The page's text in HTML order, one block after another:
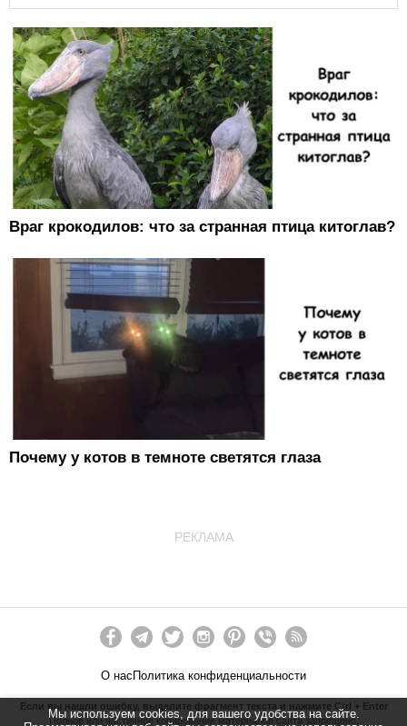
Мы используем cookies, для вашего удобства на сайте.
Враг крокодилов: что за странная птица китоглав?
Почему у котов в темноте светятся глаза
РЕКЛАМА
О нас Политика конфиденциальности
Если вы нашли ошибку, выделите фрагмент текста и нажмите Ctrl + Enter
Полное или частичное копирование материалов сайта запрещено.